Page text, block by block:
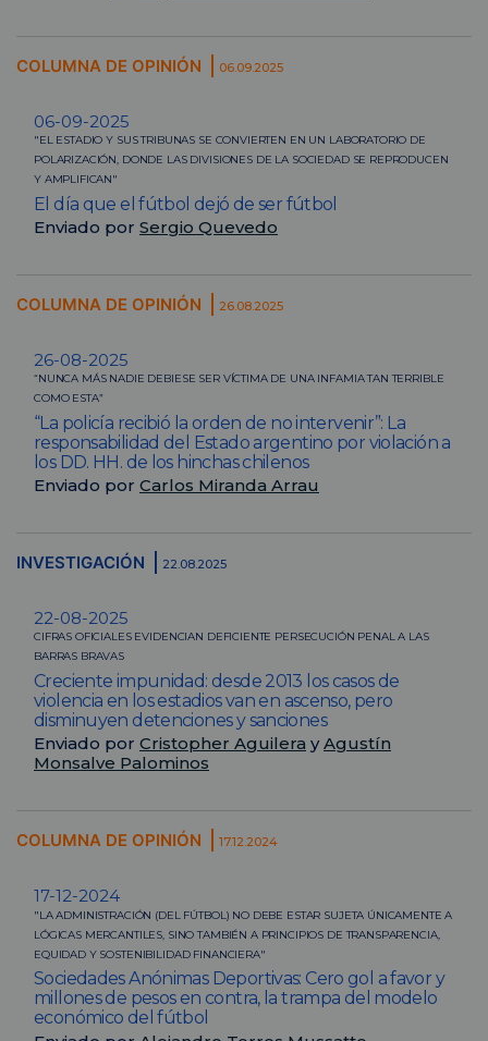
COLUMNA DE OPINIÓN 06.09.2025
06-09-2025
"EL ESTADIO Y SUS TRIBUNAS SE CONVIERTEN EN UN LABORATORIO DE
POLARIZACIÓN, DONDE LAS DIVISIONES DE LA SOCIEDAD SE REPRODUCEN
Y AMPLIFICAN"
El día que el fútbol dejó de ser fútbol
Enviado por Sergio Quevedo
COLUMNA DE OPINIÓN 26.08.2025
26-08-2025
“NUNCA MÁS NADIE DEBIESE SER VÍCTIMA DE UNA INFAMIA TAN TERRIBLE
COMO ESTA”
“La policía recibió la orden de no intervenir”: La
responsabilidad del Estado argentino por violación a
los DD. HH. de los hinchas chilenos
Enviado por Carlos Miranda Arrau
INVESTIGACIÓN 22.08.2025
22-08-2025
CIFRAS OFICIALES EVIDENCIAN DEFICIENTE PERSECUCIÓN PENAL A LAS
BARRAS BRAVAS
Creciente impunidad: desde 2013 los casos de
violencia en los estadios van en ascenso, pero
disminuyen detenciones y sanciones
Enviado por Cristopher Aguilera yAgustín
Monsalve Palominos
COLUMNA DE OPINIÓN 17.12.2024
17-12-2024
"LA ADMINISTRACIÓN (DEL FÚTBOL) NO DEBE ESTAR SUJETA ÚNICAMENTE A
LÓGICAS MERCANTILES, SINO TAMBIÉN A PRINCIPIOS DE TRANSPARENCIA,
EQUIDAD Y SOSTENIBILIDAD FINANCIERA"
Sociedades Anónimas Deportivas: Cero gol a favor y
millones de pesos en contra, la trampa del modelo
económico del fútbol